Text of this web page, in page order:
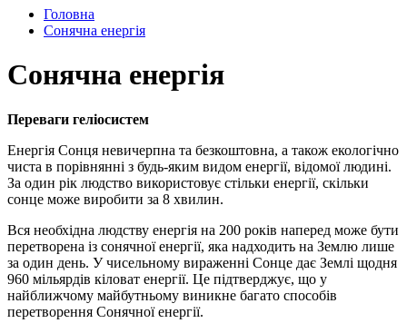
Головна
Сонячна енергія
Сонячна енергія
Переваги геліосистем
Енергія Сонця невичерпна та безкоштовна, а також екологічно
чиста в порівнянні з будь-яким видом енергії, відомої людині.
За один рік людство використовує стільки енергії, скільки
сонце може виробити за 8 хвилин.
Вся необхідна людству енергія на 200 років наперед може бути
перетворена із сонячної енергії, яка надходить на Землю лише
за один день. У чисельному вираженні Сонце дає Землі щодня
960 мільярдів кіловат енергії. Це підтверджує, що у
найближчому майбутньому виникне багато способів
перетворення Сонячної енергії.